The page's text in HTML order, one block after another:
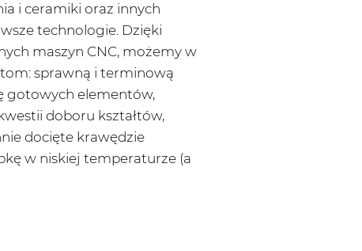
i ceramiki oraz innych
technologie. Dzięki
maszyn CNC, możemy w
sprawną i terminową
gotowych elementów,
doboru kształtów,
docięte krawędzie
w niskiej temperaturze (a